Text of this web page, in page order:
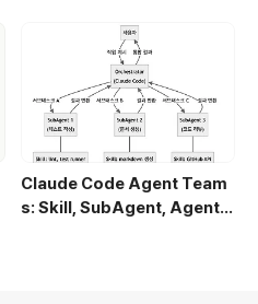
Claude Code Agent Team
s: Skill, SubAgent, Agent T